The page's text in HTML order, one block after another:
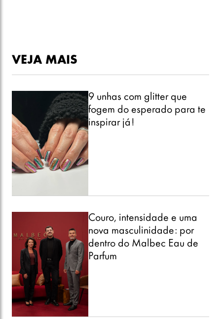
VEJA MAIS
9 unhas com glitter que
fogem do esperado para te
inspirar já!
Couro, intensidade e uma
nova masculinidade: por
dentro do Malbec Eau de
Parfum